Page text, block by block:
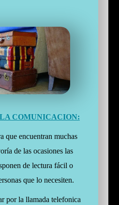
COMUNICACION:
que encuentran muchas
de las ocasiones las
de lectura fácil o
que lo necesiten.
por la llamada telefonica